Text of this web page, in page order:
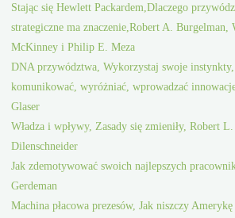
Stając się Hewlett Packardem,Dlaczego
strategiczne ma znaczenie,Robert A. Burgelman,
McKinney i Philip E. Meza
DNA przywództwa, Wykorzystaj swoje
komunikować, wyróżniać, wprowadzać
Glaser
Władza i wpływy, Zasady się zmieniły, Robert L.
Dilenschneider
Jak zdemotywować swoich najlepszych
Gerdeman
Machina płacowa prezesów, Jak niszczy